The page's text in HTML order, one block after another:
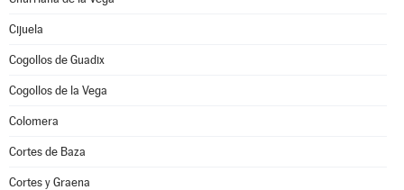
Cijuela
Cogollos de Guadix
Cogollos de la Vega
Colomera
Cortes de Baza
Cortes y Graena